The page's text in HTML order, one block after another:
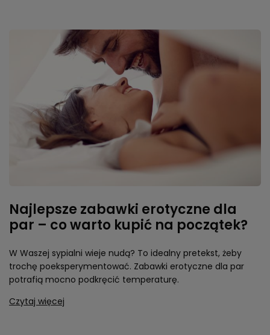
Najlepsze zabawki erotyczne dla
par – co warto kupić na początek?
W Waszej sypialni wieje nudą? To idealny pretekst, żeby
trochę poeksperymentować. Zabawki erotyczne dla par
potrafią mocno podkręcić temperaturę.
Czytaj więcej